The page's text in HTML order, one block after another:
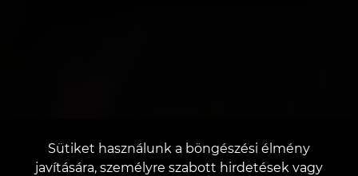
Sütiket használunk a böngészési élmény
javítására, személyre szabott hirdetések vagy